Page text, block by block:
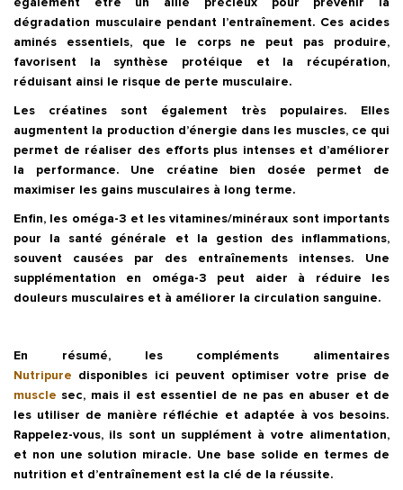
dégradation musculaire pendant l’entraînement. Ces acides
aminés essentiels, que le corps ne peut pas produire,
favorisent la synthèse protéique et la récupération,
réduisant ainsi le risque de perte musculaire.
Les créatines sont également très populaires. Elles
augmentent la production d’énergie dans les muscles, ce qui
permet de réaliser des efforts plus intenses et d’améliorer
la performance. Une créatine bien dosée permet de
maximiser les gains musculaires à long terme.
Enfin, les oméga-3 et lesvitamines/minéraux sont importants
pour la santé générale et la gestion des inflammations,
souvent causées par des entraînements intenses. Une
supplémentation en oméga-3 peut aider à réduire les
douleurs musculaires et à améliorer la circulation sanguine.
En résumé, les compléments alimentaires
Nutripure disponibles ici peuvent optimiser votre prise de
muscle sec, mais il est essentiel de ne pas en abuser et de
les utiliser de manière réfléchie et adaptée à vos besoins.
Rappelez-vous, ils sont un supplément à votre alimentation,
et non une solution miracle. Une base solide en termes de
nutrition et d’entraînement est la clé de la réussite.